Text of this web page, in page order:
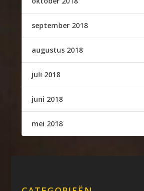
september 2018
augustus 2018
juli 2018
juni 2018
mei 2018